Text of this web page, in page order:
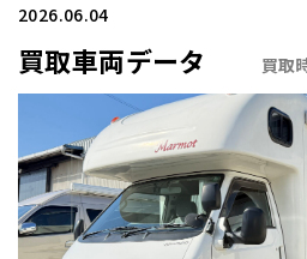
2026.06.04
買取車両データ 買取